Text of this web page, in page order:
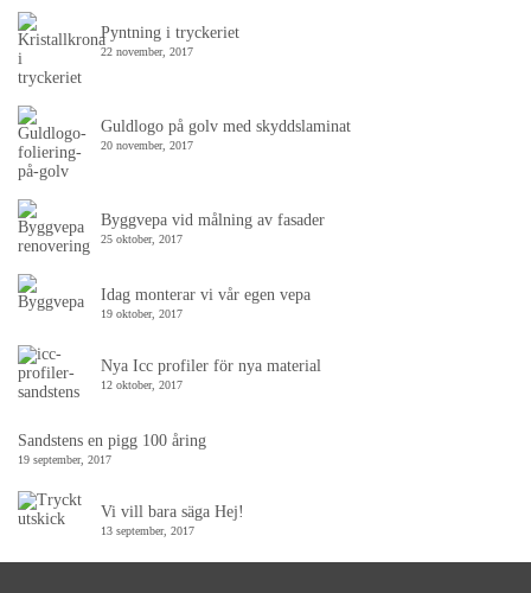
Pyntning i tryckeriet
22 november, 2017
Guldlogo på golv med skyddslaminat
20 november, 2017
Byggvepa vid målning av fasader
25 oktober, 2017
Idag monterar vi vår egen vepa
19 oktober, 2017
Nya Icc profiler för nya material
12 oktober, 2017
Sandstens en pigg 100 åring
19 september, 2017
Vi vill bara säga Hej!
13 september, 2017